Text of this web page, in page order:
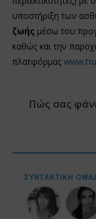
υποστήριξη των
ζωής μέσω του
καθώς και την
πλατφόρμας
Πώς σας
ΣΥΝΤΑΚΤΙΚΉ